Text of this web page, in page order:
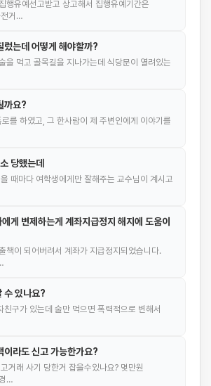
행유예선고받고 상고해서 집행유예기간은
전거…
렀는데 어떻게 해야할까?
을 먹고 골목길을 지나가는데 식당문이 열려있는
까요?
를 하였고, 그 한사람이 제 주변인에게 이야기를
당했는데
때마다 여학생에게만 잘해주는 교수님이 계시고
게 변제하는게 계좌지급정지 해지에 도움이
책이 되어버려서 계좌가 지급정지되었습니다.
수 있나요?
구가 있는데 술만 먹으면 폭력적으로 변해서
이라도 신고 가능한가요?
거래 사기 당한거 잡을수있나요? 몇만원
…